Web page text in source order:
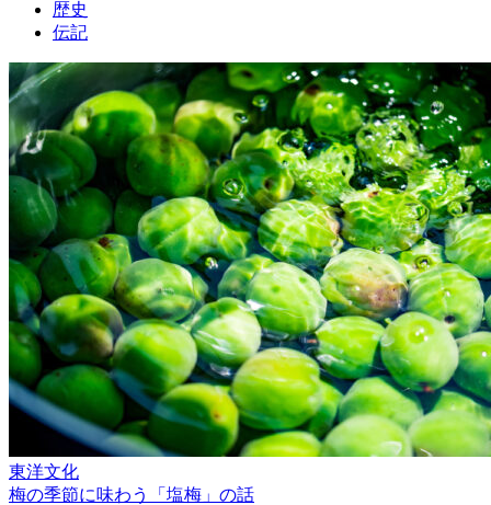
歴史
伝記
東洋文化
梅の季節に味わう「塩梅」の話